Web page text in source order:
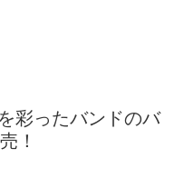
彩ったバンドのバ
！